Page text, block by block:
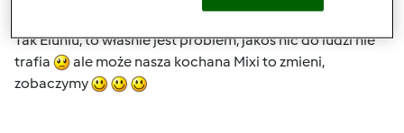
Tak Eluniu, to własnie jest problem, jakoś nic do ludzi nie
trafia
ale może nasza kochana Mixi to zmieni,
zobaczymy